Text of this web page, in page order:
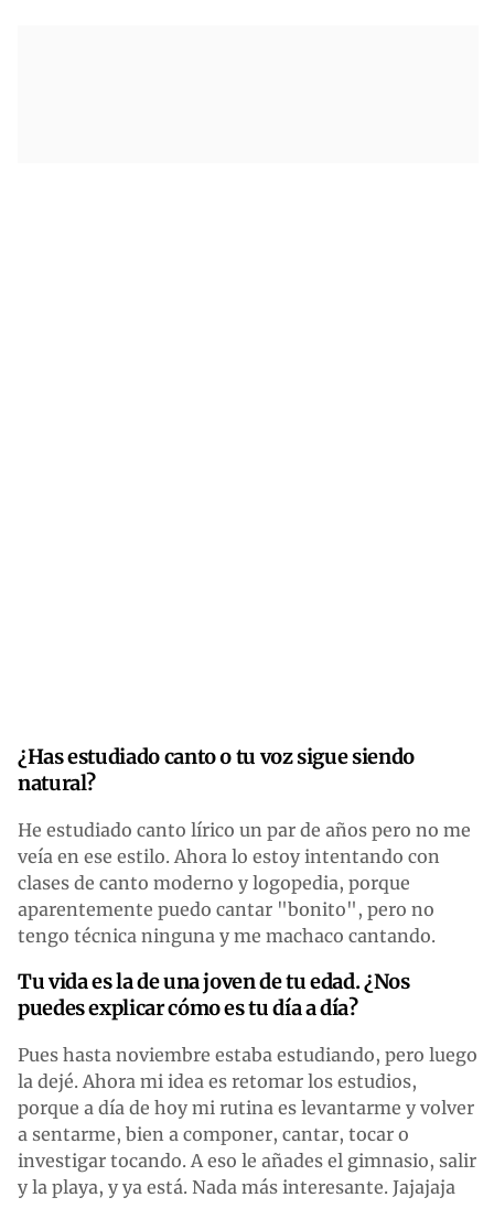
¿Has estudiado canto o tu voz sigue siendo
natural?
He estudiado canto lírico un par de años pero no me
veía en ese estilo. Ahora lo estoy intentando con
clases de canto moderno y logopedia, porque
aparentemente puedo cantar "bonito", pero no
tengo técnica ninguna y me machaco cantando.
Tu vida es la de una joven de tu edad. ¿Nos
puedes explicar cómo es tu día a día?
Pues hasta noviembre estaba estudiando, pero luego
la dejé. Ahora mi idea es retomar los estudios,
porque a día de hoy mi rutina es levantarme y volver
a sentarme, bien a componer, cantar, tocar o
investigar tocando. A eso le añades el gimnasio, salir
y la playa, y ya está. Nada más interesante. Jajajaja